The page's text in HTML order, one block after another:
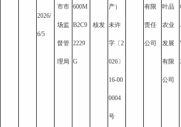
2026/
6/5
市市
场监
督管
理局
600M
B2C9
2229
G
核发
产）
未许
字〔2
026〕
16-00
0004
号
有限
责任
公司
叶品
农业
发展
有限
公司